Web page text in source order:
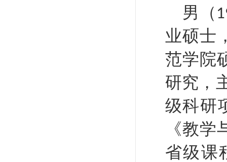
男（
业硕士
范学院
研究，
级科研
《教
省级课